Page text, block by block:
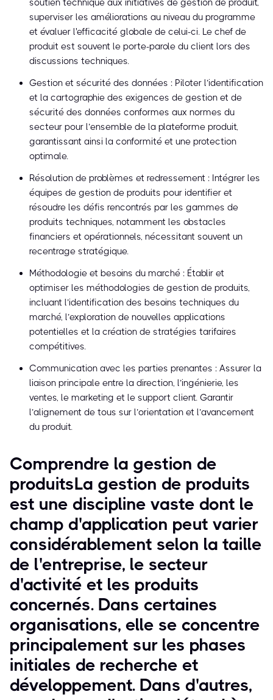
soutien technique aux initiatives de gestion de produit,
superviser les améliorations au niveau du programme
et évaluer l'efficacité globale de celui-ci. Le chef de
produit est souvent le porte-parole du client lors des
discussions techniques.
Gestion et sécurité des données : Piloter l’identification
et la cartographie des exigences de gestion et de
sécurité des données conformes aux normes du
secteur pour l’ensemble de la plateforme produit,
garantissant ainsi la conformité et une protection
optimale.
Résolution de problèmes et redressement : Intégrer les
équipes de gestion de produits pour identifier et
résoudre les défis rencontrés par les gammes de
produits techniques, notamment les obstacles
financiers et opérationnels, nécessitant souvent un
recentrage stratégique.
Méthodologie et besoins du marché : Établir et
optimiser les méthodologies de gestion de produits,
incluant l’identification des besoins techniques du
marché, l’exploration de nouvelles applications
potentielles et la création de stratégies tarifaires
compétitives.
Communication avec les parties prenantes : Assurer la
liaison principale entre la direction, l’ingénierie, les
ventes, le marketing et le support client. Garantir
l’alignement de tous sur l’orientation et l’avancement
du produit.
Comprendre la gestion de
produitsLa gestion de produits
est une discipline vaste dont le
champ d'application peut varier
considérablement selon la taille
de l'entreprise, le secteur
d'activité et les produits
concernés. Dans certaines
organisations, elle se concentre
principalement sur les phases
initiales de recherche et
développement. Dans d'autres,